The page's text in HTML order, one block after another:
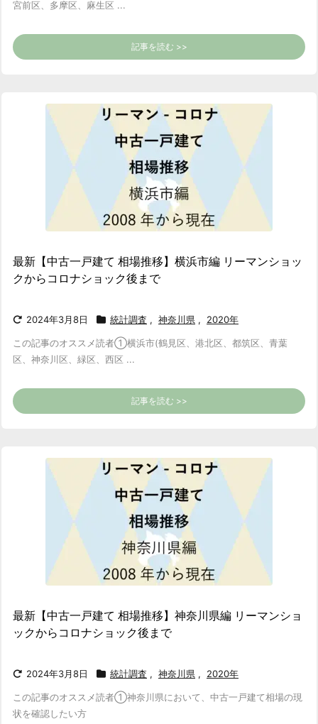
宮前区、多摩区、麻生区 ...
記事を読む >>
最新【中古一戸建て 相場推移】横浜市編 リーマンショッ
クからコロナショック後まで
2024年3月8日 統計調査 , 神奈川県 , 2020年
この記事のオススメ読者①横浜市(鶴見区、港北区、都筑区、青葉
区、神奈川区、緑区、西区 ...
記事を読む >>
最新【中古一戸建て 相場推移】神奈川県編 リーマンショ
ックからコロナショック後まで
2024年3月8日 統計調査 , 神奈川県 , 2020年
この記事のオススメ読者①神奈川県において、中古一戸建て相場の現
状を確認したい方